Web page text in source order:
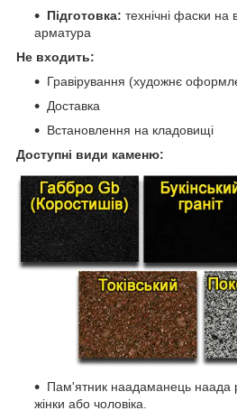
Підготовка: технічні фаски на
арматура
Не входить:
Гравірування (художнє
Доставка
Встановлення на кладовищі
Доступні види каменю:
Пам'ятник наадаманець наада
жінки або чоловіка.